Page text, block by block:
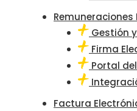
Gestión
Firma
Portal
Factura